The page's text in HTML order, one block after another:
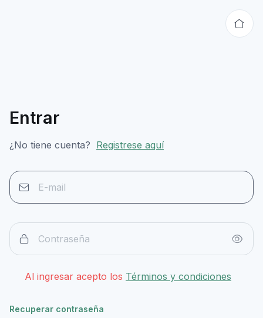
Entrar
¿No tiene cuenta? Registrese aquí
Al ingresar acepto los Términos y condiciones
Recuperar contraseña